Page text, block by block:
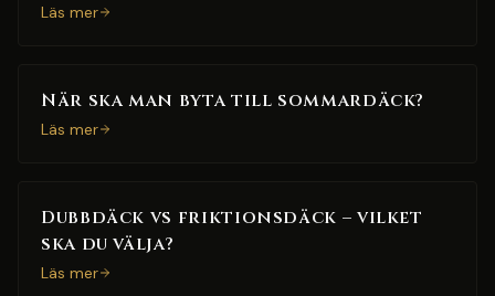
Läs mer
När ska man byta till sommardäck?
Läs mer
Dubbdäck vs friktionsdäck – vilket
ska du välja?
Läs mer